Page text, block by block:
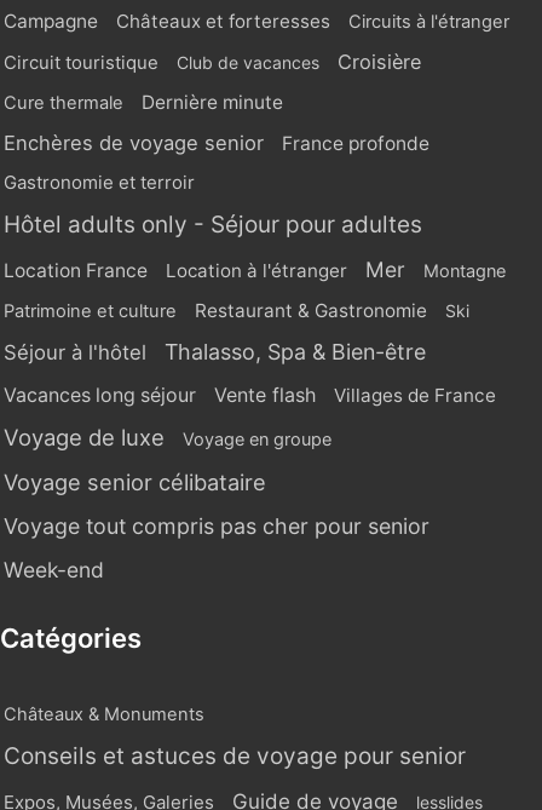
Campagne Châteaux et forteresses
Circuits à l'étranger
Circuit touristique
Club de vacances Croisière
Cure thermale Dernière minute
Enchères de voyage senior
France profonde
Gastronomie et terroir
Hôtel adults only - Séjour pour adultes
Location France Location à l'étranger Mer Montagne
Patrimoine et culture Restaurant & Gastronomie Ski
Séjour à l'hôtel Thalasso, Spa & Bien-être
Vacances long séjour Vente flash Villages de France
Voyage de luxe Voyage en groupe
Voyage senior célibataire
Voyage tout compris pas cher pour senior
Week-end
Catégories
Châteaux & Monuments
Conseils et astuces de voyage pour senior
Expos, Musées, Galeries Guide de voyage lesslides